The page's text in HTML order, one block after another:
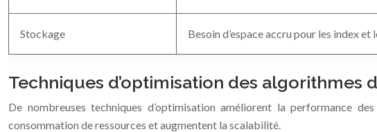
Stockage Besoin d’espace accru pour les index et
Techniques d’optimisation des algorithmes
De nombreuses techniques d’optimisation améliorent la performance
consommation de ressources et augmentent la scalabilité.